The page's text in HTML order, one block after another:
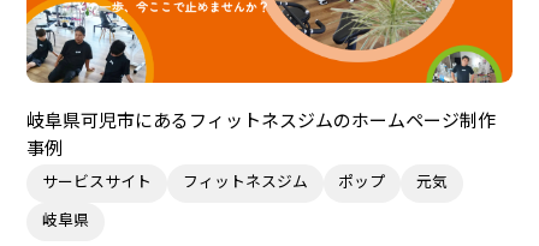
岐阜県可児市にあるフィットネスジムのホームページ制作
事例
サービスサイト フィットネスジム ポップ 元気
岐阜県